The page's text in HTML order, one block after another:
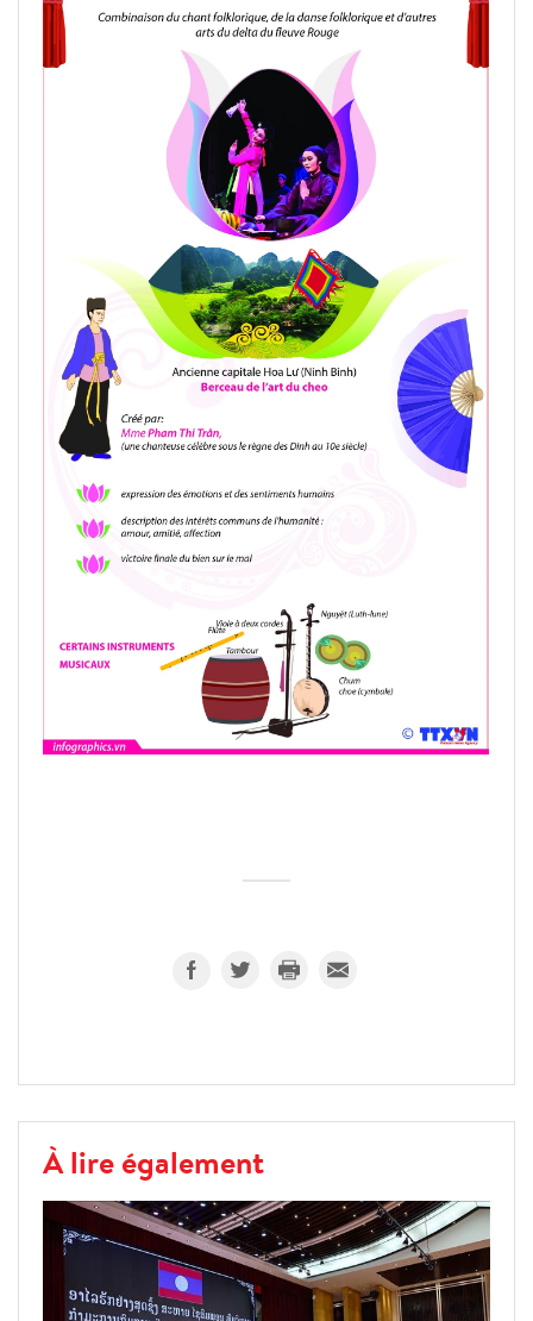
À lire également